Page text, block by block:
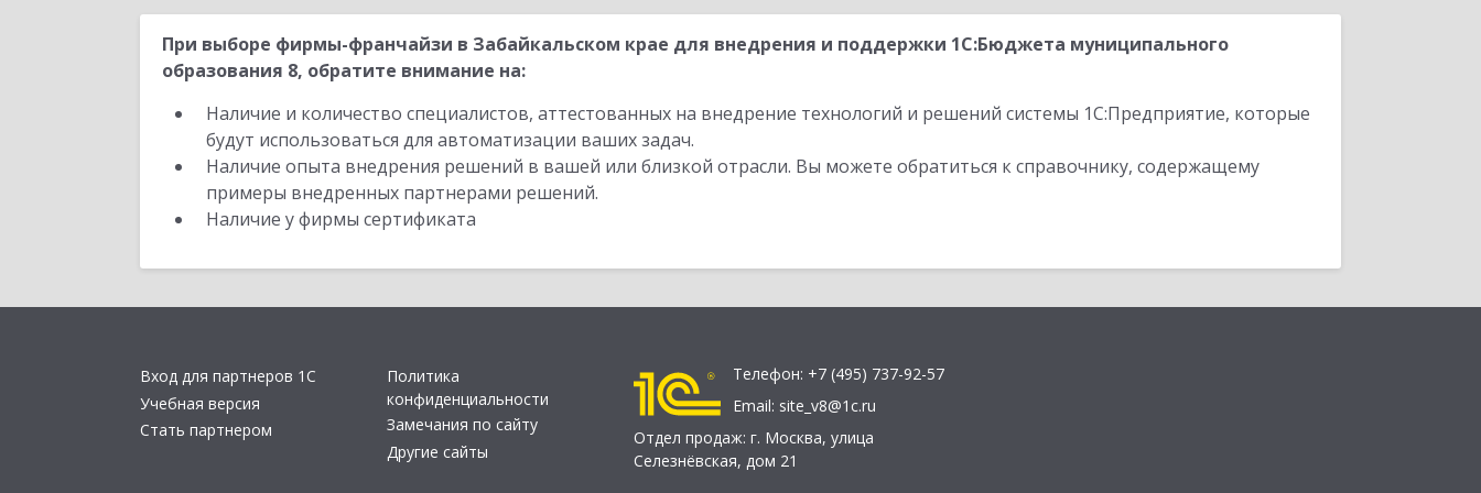
При выборе фирмы-франчайзи в Забайкальском крае для внедрения и поддержки 1С:Бюджета муниципального
образования 8, обратите внимание на:
Наличие и количество специалистов, аттестованных на внедрение технологий и решений системы 1С:Предприятие, которые
будут использоваться для автоматизации ваших задач.
Наличие опыта внедрения решений в вашей или близкой отрасли. Вы можете обратиться к справочнику, содержащему
примеры внедренных партнерами решений.
Наличие у фирмы сертификата
Вход для партнеров 1С
Учебная версия
Стать партнером
Политика
конфиденциальности
Замечания по сайту
Другие сайты
Телефон: +7 (495) 737-92-57
Email: site_v8@1c.ru
Отдел продаж: г. Москва, улица
Селезнёвская, дом 21